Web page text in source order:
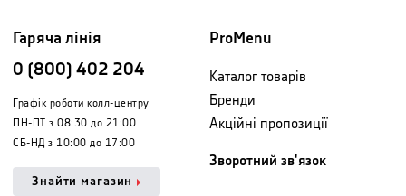
Гаряча лінія
0 (800) 402 204
Графік роботи колл-центру
ПН-ПТ з 08:30 до 21:00
СБ-НД з 10:00 до 17:00
Знайти магазин
ProMenu
Каталог товарів
Бренди
Акційні пропозиції
Зворотний зв'язок